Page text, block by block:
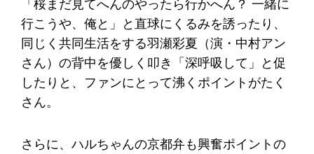
「桜まだ見てへんのやったら行かへん？ 一緒に
行こうや、俺と」と直球にくるみを誘ったり、
同じく共同生活をする羽瀬彩夏（演・中村アン
さん）の背中を優しく叩き「深呼吸して」と促
したりと、ファンにとって沸くポイントがたく
さん。
さらに、ハルちゃんの京都弁も興奮ポイントの